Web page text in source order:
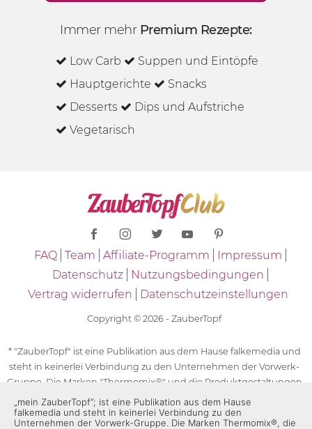
Immer mehr Premium Rezepte:
Low Carb
Suppen und Eintöpfe
Hauptgerichte
Snacks
Desserts
Dips und Aufstriche
Vegetarisch
FAQ Team Affiliate-Programm
Impressum
Datenschutz
Nutzungsbedingungen
Vertrag widerrufen
Datenschutzeinstellungen
Copyright © 2026 - ZauberTopf
* "ZauberTopf" ist eine Publikation aus dem Hause falkemedia und
steht in keinerlei Verbindung zu den Unternehmen der Vorwerk-
Gruppe. Die Marken "Thermomix®" und die Produktgestaltungen
des "Thermomix®" sind eingetragene Marken der Unternehmen
der Vorwerk-Gruppe. Die Marken Thermomix®, die Zeichen TM5®,
„mein ZauberTopf”; ist eine Publikation aus dem Hause
falkemedia und steht in keinerlei Verbindung zu den
Unternehmen der Vorwerk-Gruppe. Die Marken Thermomix®, die